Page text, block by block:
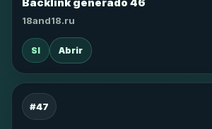
18and18.ru
SI Abrir
#47